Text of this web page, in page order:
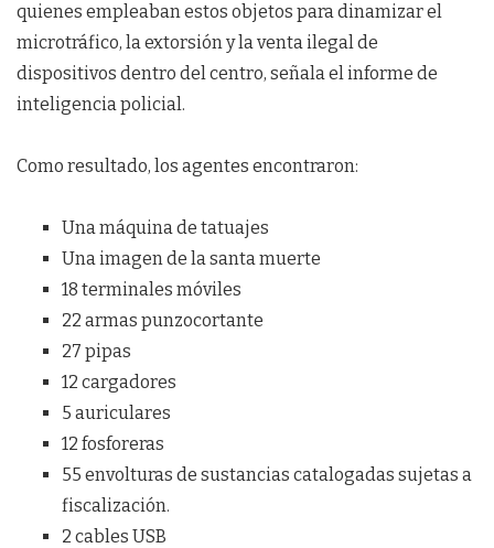
quienes empleaban estos objetos para dinamizar el
microtráfico, la extorsión y la venta ilegal de
dispositivos dentro del centro, señala el informe de
inteligencia policial.
Como resultado, los agentes encontraron:
Una máquina de tatuajes
Una imagen de la santa muerte
18 terminales móviles
22 armas punzocortante
27 pipas
12 cargadores
5 auriculares
12 fosforeras
55 envolturas de sustancias catalogadas sujetas a
fiscalización.
2 cables USB